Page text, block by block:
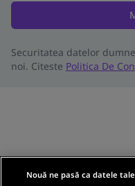
Securitatea datelor
noi. Citeste Politica De
Nouă ne pasă ca datele